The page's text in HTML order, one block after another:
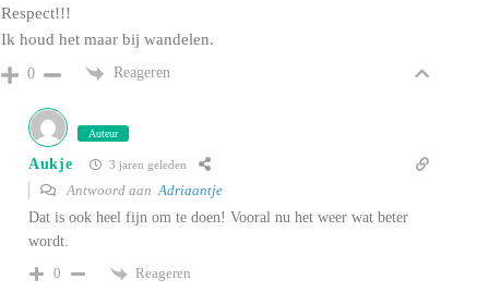
Respect!!!
Ik houd het maar bij wandelen.
0 Reageren
Auteur
Aukje 3 jaren geleden
Antwoord aan Adriaantje
Dat is ook heel fijn om te doen! Vooral nu het weer wat beter
wordt.
0
Reageren